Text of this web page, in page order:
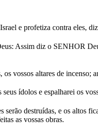
e profetiza contra eles,
Assim diz o SENHOR
vossos altares de incenso;
ídolos e espalharei os
serão destruídas, e os altos
as vossas obras.